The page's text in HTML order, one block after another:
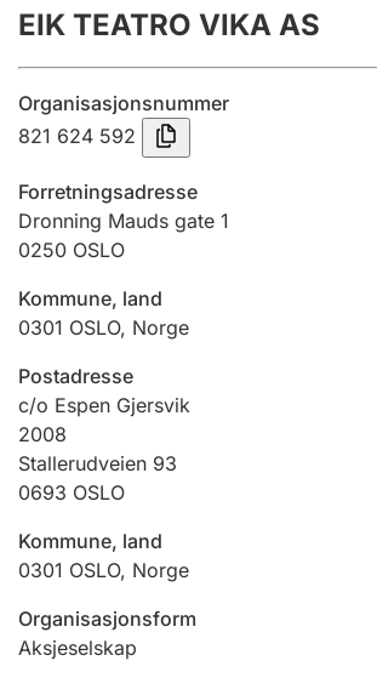
Innsending og forseinkingsgebyr
Tinglysing
Jeger
Ektepaktrettleiaren
Andre tema
EIK TEATRO VIKA AS
Organisasjonsnummer
821 624 592
Forretningsadresse
Dronning Mauds gate 1
0250 OSLO
Kommune, land
0301 OSLO, Norge
Postadresse
c/o Espen Gjersvik
2008
Stallerudveien 93
0693 OSLO
Kommune, land
0301 OSLO, Norge
Organisasjonsform
Aksjeselskap